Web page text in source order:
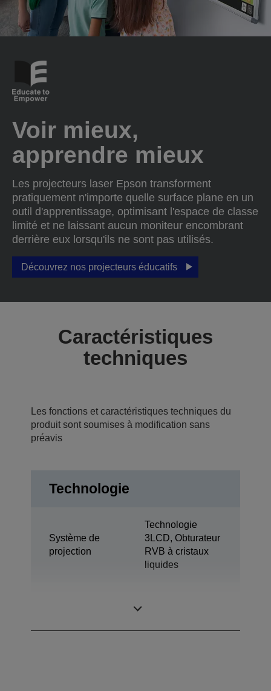
Voir mieux,
apprendre mieux
Les projecteurs laser Epson transforment
pratiquement n'importe quelle surface plane en un
outil d'apprentissage, optimisant l'espace de classe
limité et ne laissant aucun moniteur encombrant
derrière eux lorsqu'ils ne sont pas utilisés.
Découvrez nos projecteurs éducatifs
Caractéristiques
techniques
Les fonctions et caractéristiques techniques du
produit sont soumises à modification sans
préavis
Technologie
Système de
projection
Technologie
3LCD, Obturateur
RVB à cristaux
liquides